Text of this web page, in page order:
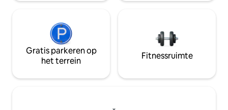
Gratis parkeren op
het terrein
Fitnessruimte